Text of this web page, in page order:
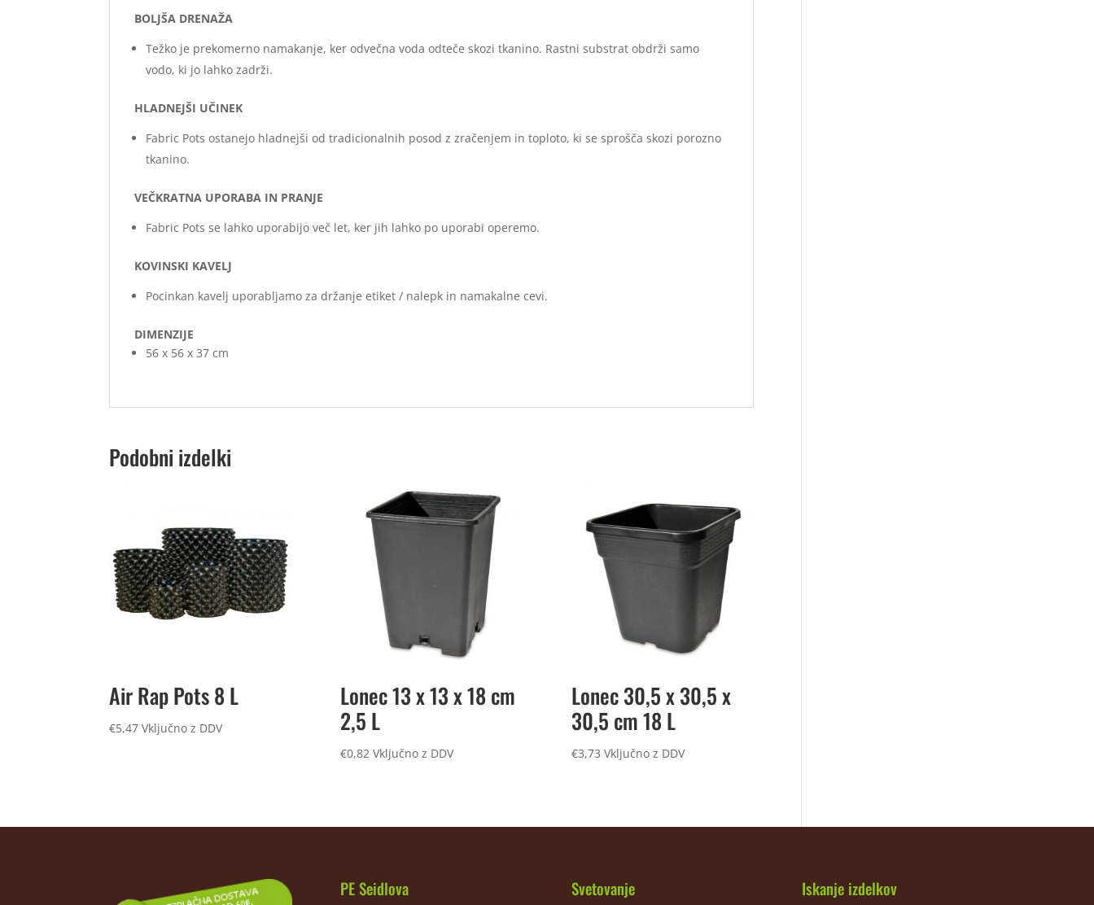
BOLJŠA DRENAŽA
Težko je prekomerno namakanje, ker odvečna voda odteče skozi tkanino. Rastni substrat obdrži samo
vodo, ki jo lahko zadrži.
HLADNEJŠI UČINEK
Fabric Pots ostanejo hladnejši od tradicionalnih posod z zračenjem in toploto, ki se sprošča skozi porozno
tkanino.
VEČKRATNA UPORABA IN PRANJE
Fabric Pots se lahko uporabijo več let, ker jih lahko po uporabi operemo.
KOVINSKI KAVELJ
Pocinkan kavelj uporabljamo za držanje etiket / nalepk in namakalne cevi.
DIMENZIJE
56 x 56 x 37 cm
Podobni izdelki
Air Rap Pots 8 L
€5,47 Vključno z DDV
Lonec 13 x 13 x 18 cm
2,5 L
€0,82 Vključno z DDV
Lonec 30,5 x 30,5 x
30,5 cm 18 L
€3,73 Vključno z DDV
PE Seidlova Svetovanje Iskanje izdelkov